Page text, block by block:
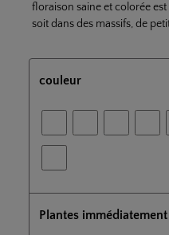
floraison saine et colorée
soit dans des massifs, de
couleur
Plantes